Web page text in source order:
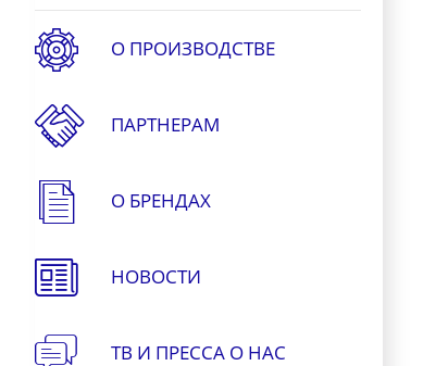
О ПРОИЗВОДСТВЕ
ПАРТНЕРАМ
О БРЕНДАХ
НОВОСТИ
ТВ И ПРЕССА О НАС